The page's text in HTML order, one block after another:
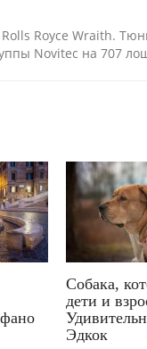
Rolls Royce Wraith.
Novitec на 707
Собака,
дети и
Эдкок